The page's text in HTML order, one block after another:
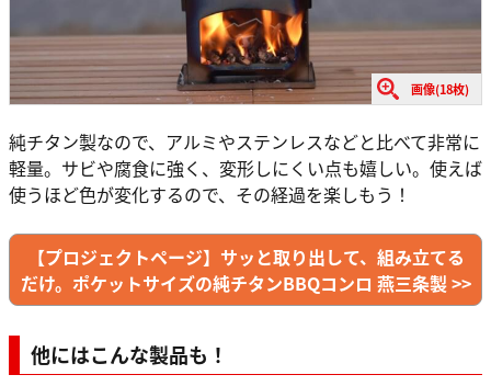
画像(18枚)
純チタン製なので、アルミやステンレスなどと比べて非常に
軽量。サビや腐食に強く、変形しにくい点も嬉しい。使えば
使うほど色が変化するので、その経過を楽しもう！
【プロジェクトページ】サッと取り出して、組み立てる
だけ。ポケットサイズの純チタンBBQコンロ 燕三条製 >>
他にはこんな製品も！